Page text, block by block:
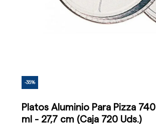
-35%
Platos Aluminio Para Pizza 740
ml - 27,7 cm (Caja 720 Uds.)